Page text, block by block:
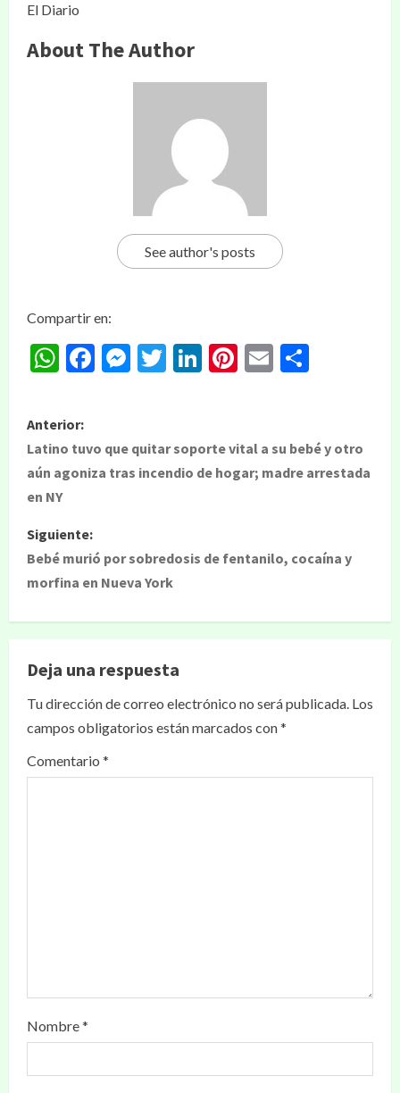
El Diario
About The Author
See author's posts
Compartir en:
WhatsApp
Facebook
Messenger
Twitter
LinkedIn
Pinterest
Email
Anterior:
Latino tuvo que quitar soporte vital a su bebé y otro
aún agoniza tras incendio de hogar; madre arrestada
en NY
Siguiente:
Bebé murió por sobredosis de fentanilo, cocaína y
morfina en Nueva York
Deja una respuesta
Tu dirección de correo electrónico no será publicada. Los
campos obligatorios están marcados con*
Comentario *
Nombre*